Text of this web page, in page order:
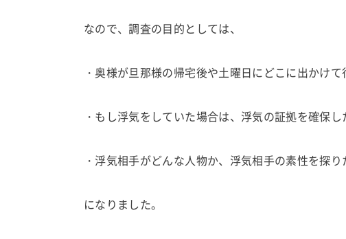
なので、調査の目的としては、
・奥様が旦那様の帰宅後や土曜日にどこに出かけて
・もし浮気をしていた場合は、浮気の証拠を確保し
・浮気相手がどんな人物か、浮気相手の素性を探り
になりました。